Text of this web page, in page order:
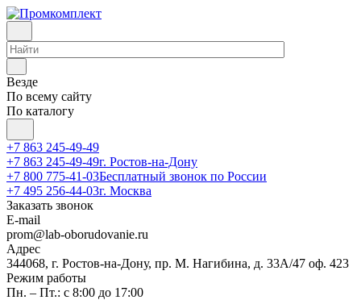
Везде
По всему сайту
По каталогу
+7 863 245-49-49
+7 863 245-49-49г. Ростов-на-Дону
+7 800 775-41-03Бесплатный звонок по России
+7 495 256-44-03г. Москва
Заказать звонок
E-mail
prom@lab-oborudovanie.ru
Адрес
344068, г. Ростов-на-Дону, пр. М. Нагибина, д. 33А/47 оф. 423
Режим работы
Пн. – Пт.: с 8:00 до 17:00